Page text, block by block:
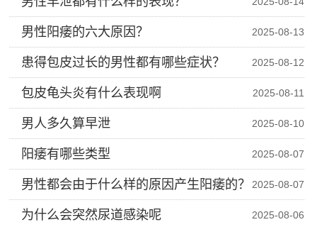
男性阳痿的六大原因？ 2025-08-13
患得包皮过长的男性都有哪些症状？ 2025-08-12
包皮龟头炎有什么表现啊 2025-08-11
男人多久算早泄 2025-08-10
阳痿有哪些类型 2025-08-07
男性都会由于什么样的原因产生阳痿的？ 2025-08-07
为什么会突然尿道感染呢 2025-08-06